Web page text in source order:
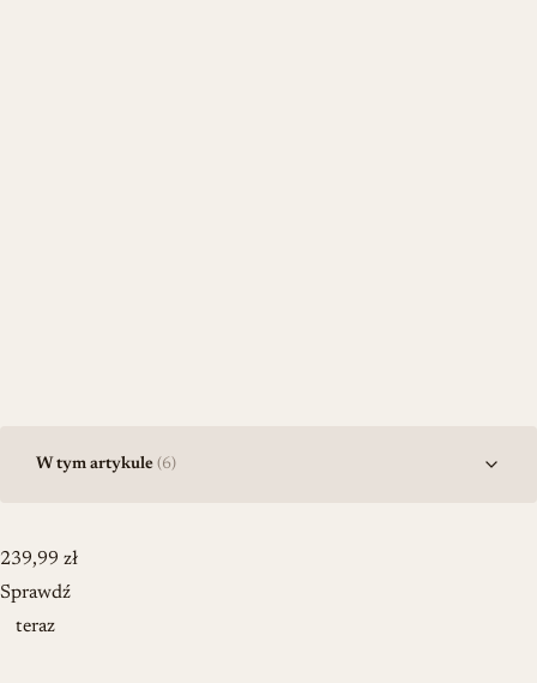
W tym artykule (6)
239,99 zł
Sprawdź
teraz